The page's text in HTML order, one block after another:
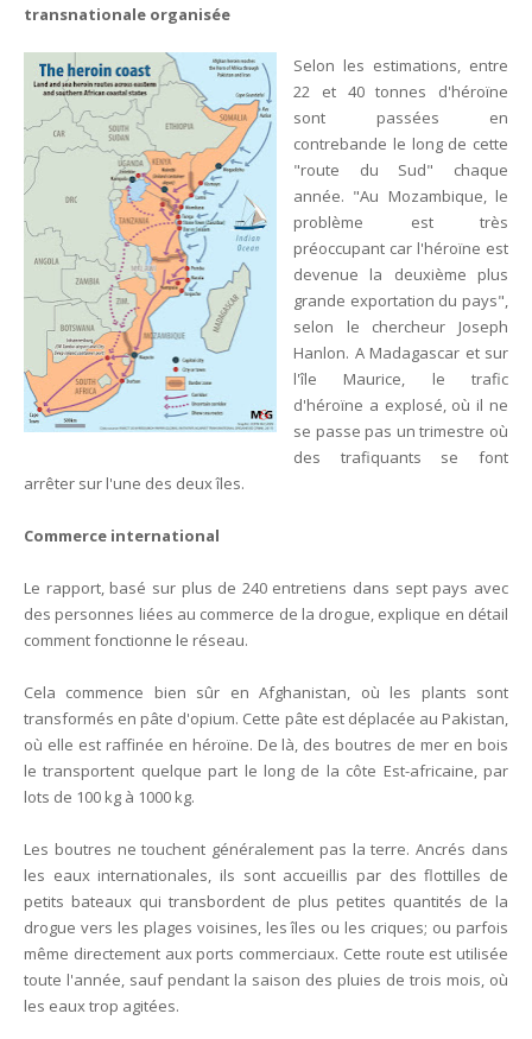
transnationale organisée
Selon les estimations, entre
22 et 40 tonnes d'héroïne
sont passées en
contrebande le long de cette
"route du Sud" chaque
année. "Au Mozambique, le
problème est très
préoccupant car l'héroïne est
devenue la deuxième plus
grande exportation du pays",
selon le chercheur Joseph
Hanlon. A Madagascar et sur
l'île Maurice, le trafic
d'héroïne a explosé, où il ne
se passe pas un trimestre où
des trafiquants se font
arrêter sur l'une des deux îles.
Commerce international
Le rapport, basé sur plus de 240 entretiens dans sept pays avec
des personnes liées au commerce de la drogue, explique en détail
comment fonctionne le réseau.
Cela commence bien sûr en Afghanistan, où les plants sont
transformés en pâte d'opium. Cette pâte est déplacée au Pakistan,
où elle est raffinée en héroïne. De là, des boutres de mer en bois
le transportent quelque part le long de la côte Est-africaine, par
lots de 100 kg à 1000 kg.
Les boutres ne touchent généralement pas la terre. Ancrés dans
les eaux internationales, ils sont accueillis par des flottilles de
petits bateaux qui transbordent de plus petites quantités de la
drogue vers les plages voisines, les îles ou les criques; ou parfois
même directement aux ports commerciaux. Cette route est utilisée
toute l'année, sauf pendant la saison des pluies de trois mois, où
les eaux trop agitées.